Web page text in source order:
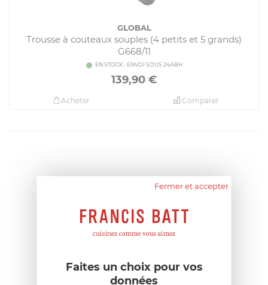
GLOBAL
Trousse à couteaux souples (4 petits et 5 grands)
G668/11
EN STOCK - ENVOI SOUS 24/48H
139,90€
Comparer
Acheter
Fermer et accepter
Faites un choix pour vos
données